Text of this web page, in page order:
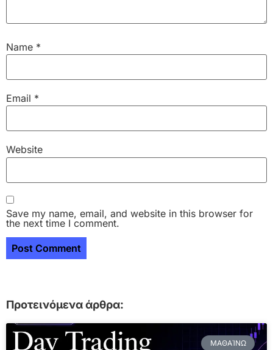
Name *
Email *
Website
Save my name, email, and website in this browser for
the next time I comment.
Προτεινόμενα άρθρα:
ΜΑΘΑΊΝΩ